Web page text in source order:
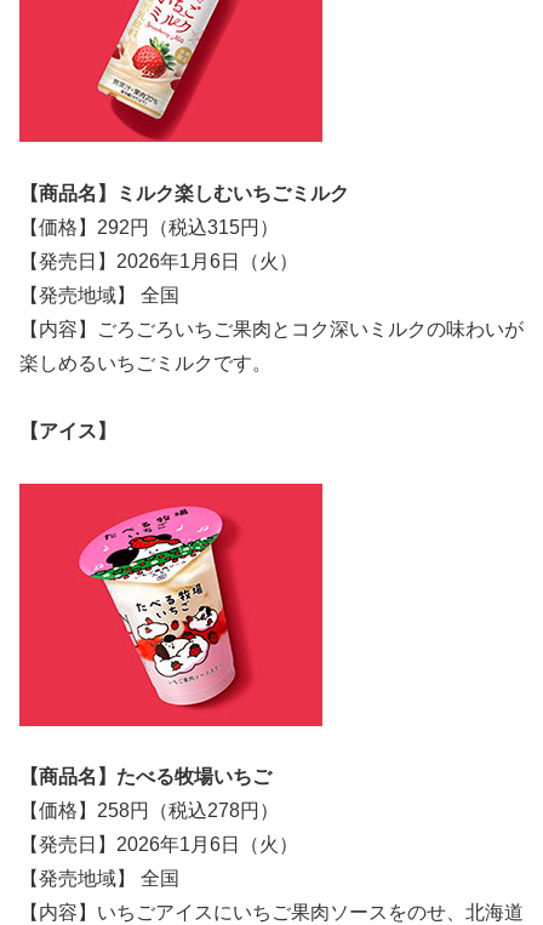
【商品名】ミルク楽しむいちごミルク
【価格】292円（税込315円）
【発売日】2026年1月6日（火）
【発売地域】 全国
【内容】ごろごろいちご果肉とコク深いミルクの味わいが
楽しめるいちごミルクです。
【アイス】
【商品名】たべる牧場いちご
【価格】258円（税込278円）
【発売日】2026年1月6日（火）
【発売地域】 全国
【内容】いちごアイスにいちご果肉ソースをのせ、北海道